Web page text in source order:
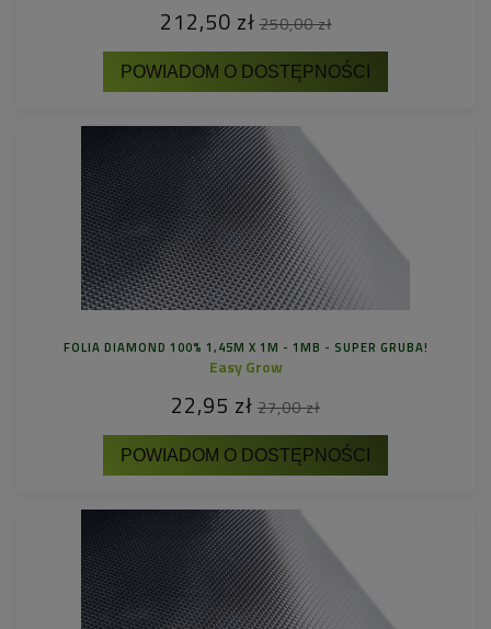
212,50 zł 250,00 zł
POWIADOM O DOSTĘPNOŚCI
FOLIA DIAMOND 100% 1,45M X 1M - 1MB - SUPER GRUBA!
Easy Grow
22,95 zł 27,00 zł
POWIADOM O DOSTĘPNOŚCI